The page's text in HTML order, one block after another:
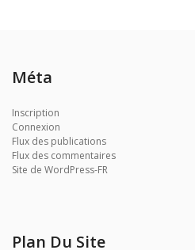
Méta
Inscription
Connexion
Flux des publications
Flux des commentaires
Site de WordPress-FR
Plan Du Site